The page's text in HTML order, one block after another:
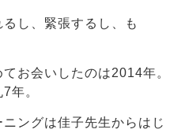
し、緊張するし、も
お会いしたのは2014年。
年。
ングは佳子先生からはじ